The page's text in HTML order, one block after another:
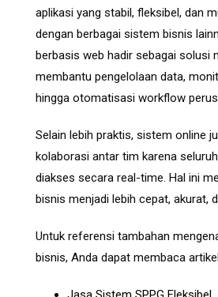
aplikasi yang stabil, fleksibel, dan
dengan berbagai sistem bisnis
berbasis web hadir sebagai solusi
membantu pengelolaan data,
hingga otomatisasi workflow
Selain lebih praktis, sistem online
kolaborasi antar tim karena
diakses secara real-time. Hal ini
bisnis menjadi lebih cepat, akurat,
Untuk referensi tambahan
bisnis, Anda dapat membaca